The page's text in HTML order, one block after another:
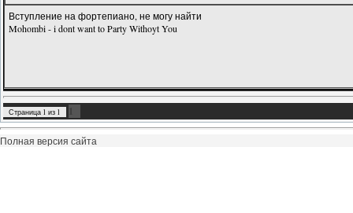
Вступление на фортепиано, не могу найти
Mohombi - i dont want to Party Withoyt You
Страница 1 из 1 1
Полная версия сайта